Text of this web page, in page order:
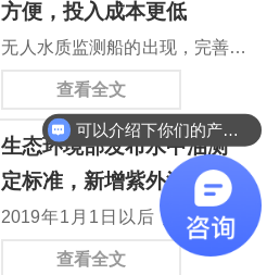
农业农村部联合印发《农业农村
污染治理攻坚战行动计划》，集
中火力向农业农村污染开战。其
中提出，通过三年攻坚，到
2020年要实现农村饮用水安全
有保障；农村生活垃圾和污水得
到治理，实现村庄环境干净整洁
有序；减少化肥、农药使用量和
方便，投入成本更低
无人水质监测船的出现，完善了
当前水质检测系统移动不便且成
本过高的问题。水质监测系统的
数量和覆盖率不足，成为造成水
质污染的重要原因之一。当前水
质监测主要由分布在水域中的各
个固定监测点完成，但每个监测
查看全文
生态环境部发布水中油测
定标准，新增紫外法
2019年1月1日以后，工业废水
和生活污水的水中油检测仍将使
查看全文
可以介绍下你们的产品么